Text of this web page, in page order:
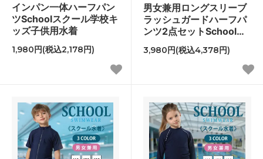
インパン一体ハーフパン
ツSchoolスクール学校キ
ッズ子供用水着
1,980円(税込2,178円)
男女兼用ロングスリーブ
ラッシュガードハーフパ
ンツ2点セットSchoolス
水着
3,980円(税込4,378円)